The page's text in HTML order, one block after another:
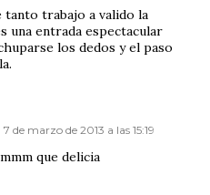
trabajo a valido la
una entrada espectacular
los dedos y el paso
7 de marzo de 2013 a las 15:19
que delicia